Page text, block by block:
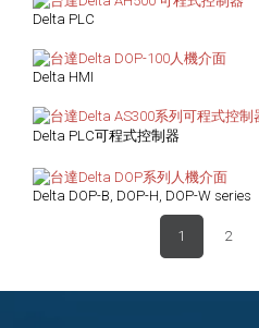
Delta PLC
Delta HMI
Delta PLC可程式控制器
Delta DOP-B, DOP-H, DOP-W series
1 2